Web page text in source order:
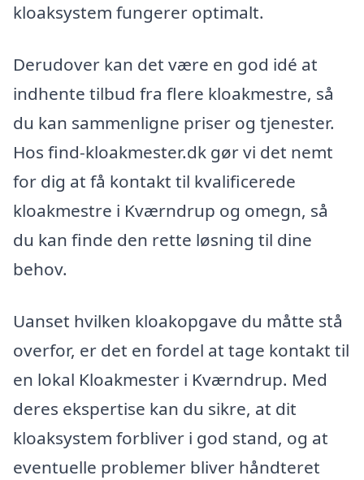
kloaksystem fungerer optimalt.
Derudover kan det være en god idé at
indhente tilbud fra flere kloakmestre, så
du kan sammenligne priser og tjenester.
Hos find-kloakmester.dk gør vi det nemt
for dig at få kontakt til kvalificerede
kloakmestre i Kværndrup og omegn, så
du kan finde den rette løsning til dine
behov.
Uanset hvilken kloakopgave du måtte stå
overfor, er det en fordel at tage kontakt til
en lokal Kloakmester i Kværndrup. Med
deres ekspertise kan du sikre, at dit
kloaksystem forbliver i god stand, og at
eventuelle problemer bliver håndteret